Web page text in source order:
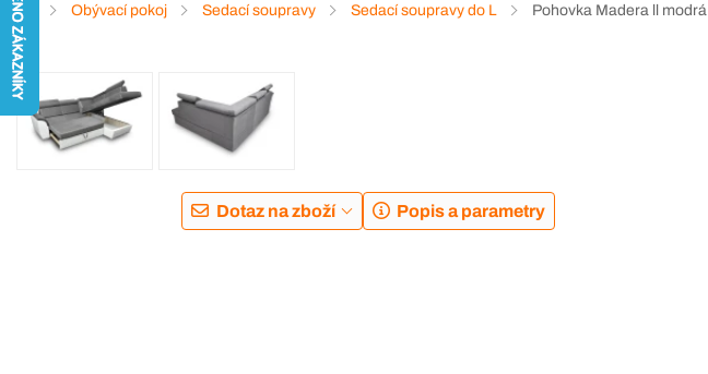
Obývací pokoj Sedací soupravy Sedací soupravy do L Pohovka Madera ll modrá
DOPRAVA ZDARMA
Dotaz na zboží Popis a parametry